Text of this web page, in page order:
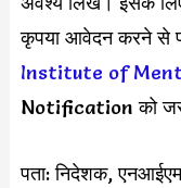
कृपया आवेदन करने से
Institute of
Notification को
पता: निदेशक,